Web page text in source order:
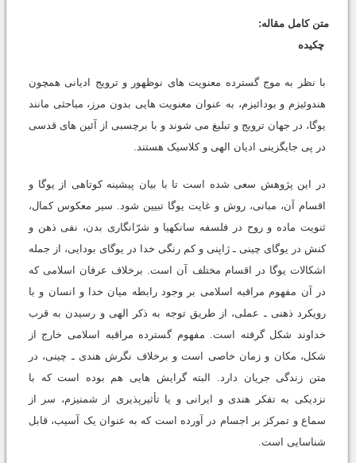
متن کامل مقاله:
چکیده
با نظر به موج گسترده معنویت های نوظهور و ترویج ادیانی همچون
هندوئیزم و بودائیزم، به عنوان معنویت هایی بدون مرز، مباحثی مانند
یوگا، در جهان ترویج و تبلیغ می شوند و با برچسبی از آئین های قدسی
در پی جایگزینی ادیان الهی و کلاسیک هستند.
در این پژوهش سعی شده است تا با بیان پیشینه کوتاهی از یوگا و
اقسام آن، مبانی، روش و غایت یوگا تبیین شود. سیر معکوس کمال،
ثنویت ماده و روح در فلسفه سانکهیا و شرّانگاری بدن، نفی ذهن و
کنش در یوگای چینی ـ ژاپنی و کم رنگی خدا در یوگای بودایی، از جمله
اشکالات یوگا در اقسام مختلف آن است. برخلاف عرفان اسلامی که
در آن مفهوم مراقبه اسلامی بر وجود رابطه میان خدا و انسان و با
رویکرد ذهنی ـ عملی، از طریق توجه به ذکر الهی و رسیدن به قرب
خداوند شکل گرفته است. مفهوم گسترده مراقبه اسلامی خارج از
شکل، مکان و زمان خاصی است و برخلاف نگرش هندی ـ چینی، در
متن زندگی جریان دارد. البته گرایش هایی هم بوده است که با
نزدیکی به تفکر هندی و ایرانی و یا تأثیرپذیری از شمنیزم، سر از
سماع و تمرکز بر اجسام در آورده است که به عنوان یک آسیب، قابل
شناسایی است.